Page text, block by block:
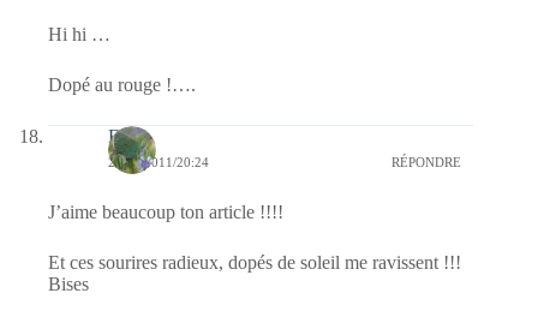
Hi hi …
Dopé au rouge !….
Elo
28/06/2011/20:24 RÉPONDRE
J’aime beaucoup ton article !!!!
Et ces sourires radieux, dopés de soleil me ravissent !!!
Bises